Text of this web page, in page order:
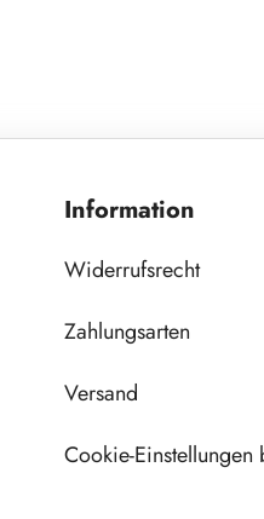
Information
Widerrufsrecht
Zahlungsarten
Versand
Cookie-Einstellungen